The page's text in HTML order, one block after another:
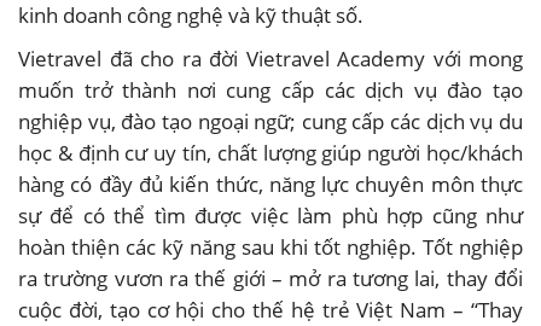
kinh doanh công nghệ và kỹ thuật số.
Vietravel đã cho ra đời Vietravel Academy với mong
muốn trở thành nơi cung cấp các dịch vụ đào tạo
nghiệp vụ, đào tạo ngoại ngữ; cung cấp các dịch vụ du
học & định cư uy tín, chất lượng giúp người học/khách
hàng có đầy đủ kiến thức, năng lực chuyên môn thực
sự để có thể tìm được việc làm phù hợp cũng như
hoàn thiện các kỹ năng sau khi tốt nghiệp. Tốt nghiệp
ra trường vươn ra thế giới – mở ra tương lai, thay đổi
cuộc đời, tạo cơ hội cho thế hệ trẻ Việt Nam – “Thay